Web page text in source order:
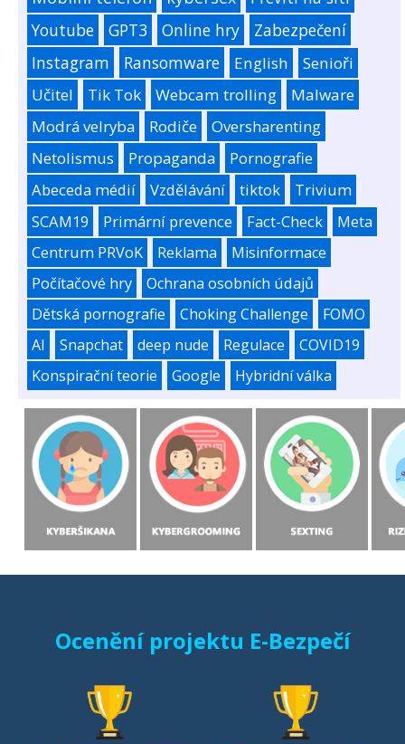
Youtube
GPT3 Online hry
Zabezpečení
Instagram
Ransomware English
Senioři
Učitel
Tik Tok Webcam trolling
Malware
Modrá velryba
Rodiče
Oversharenting
Netolismus
Propaganda
Pornografie
Abeceda médií
Vzdělávání tiktok
Trivium
SCAM19
Primární prevence Fact-Check
Meta
Centrum PRVoK
Reklama
Misinformace
Počítačové hry
Ochrana osobních údajů
Dětská pornografie
Choking Challenge
FOMO
AI
Snapchat deep nude Regulace
COVID19
Konspirační teorie
Google Hybridní válka
Ocenění projektu E-Bezpečí